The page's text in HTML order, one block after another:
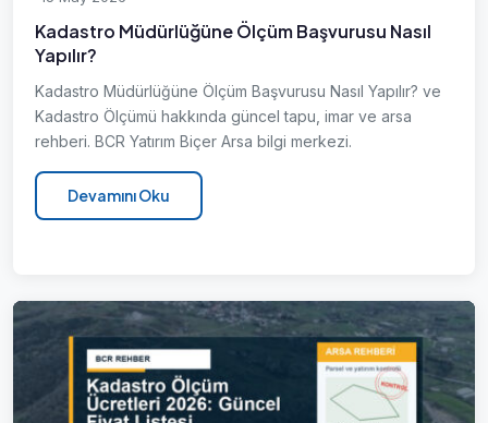
Kadastro Müdürlüğüne Ölçüm Başvurusu Nasıl
Yapılır?
Kadastro Müdürlüğüne Ölçüm Başvurusu Nasıl Yapılır? ve
Kadastro Ölçümü hakkında güncel tapu, imar ve arsa
rehberi. BCR Yatırım Biçer Arsa bilgi merkezi.
Devamını Oku